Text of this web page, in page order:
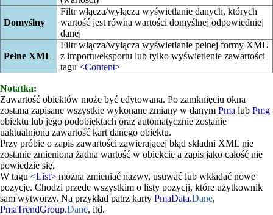
Domyślny
Filtr włącza/wyłącza wyświetlanie danych, których
wartość jest równa wartości domyślnej odpowiedniej
danej
Pełne XML
Filtr włącza/wyłącza wyświetlanie pełnej formy XML
z importu/eksportu lub tylko wyświetlenie zawartości
tagu <Content>
Notatka:
Zawartość obiektów może być edytowana. Po zamknięciu okna
zostana zapisane wszystkie wykonane zmiany w danym Pma lub Pmg
obiektu lub jego podobiektach oraz automatycznie zostanie
uaktualniona zawartość kart danego obiektu.
Przy próbie o zapis zawartości zawierającej błąd składni XML nie
zostanie zmieniona żadna wartość w obiekcie a zapis jako całość nie
powiedzie się.
W tagu <List> można zmieniać nazwy, usuwać lub wkładać nowe
pozycje. Chodzi przede wszystkim o listy pozycji, które użytkownik
sam wytworzy. Na przykład patrz karty PmaData.Dane,
PmaTrendGroup.Dane, itd.